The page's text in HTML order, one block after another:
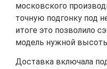
московского
точную подгонку под
итоге это позволило
модель нужной
Доставка включала